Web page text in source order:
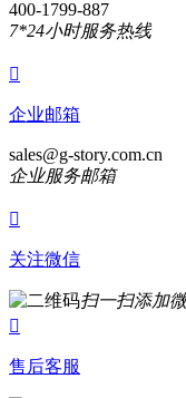
400-1799-887
7*24小时服务热线

企业邮箱
sales@g-story.com.cn
企业服务邮箱

关注微信
扫一扫添加

售后客服